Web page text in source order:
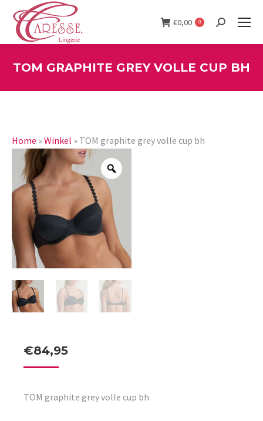
€0,00 0 Search:
TOM GRAPHITE GREY VOLLE CUP BH
Home »Winkel » TOM graphite grey volle cup bh
€84,95
TOM graphite grey volle cup bh